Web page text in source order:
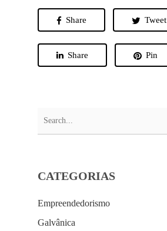
Share Tweet
Share Pin
CATEGORIAS
Empreendedorismo
Galvânica